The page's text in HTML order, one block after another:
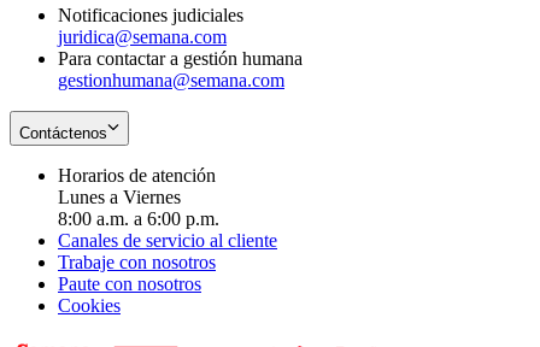
Notificaciones judiciales
juridica@semana.com
Para contactar a gestión humana
gestionhumana@semana.com
Contáctenos
Horarios de atención
Lunes a Viernes
8:00 a.m. a 6:00 p.m.
Canales de servicio al cliente
Trabaje con nosotros
Paute con nosotros
Cookies